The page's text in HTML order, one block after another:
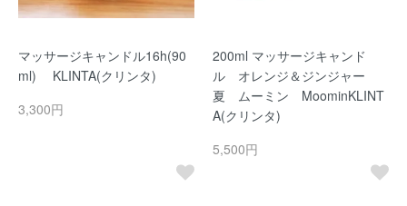
マッサージキャンドル16h(90
ml) KLINTA(クリンタ)
3,300円
200ml マッサージキャンド
ル オレンジ＆ジンジャー
夏 ムーミン MoominKLINT
A(クリンタ)
5,500円